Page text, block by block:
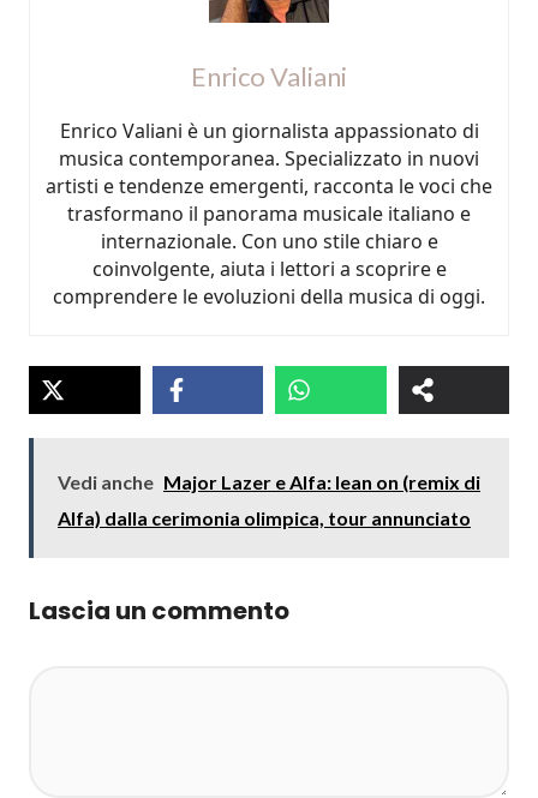
Enrico Valiani
Enrico Valiani è un giornalista appassionato di
musica contemporanea. Specializzato in nuovi
artisti e tendenze emergenti, racconta le voci che
trasformano il panorama musicale italiano e
internazionale. Con uno stile chiaro e
coinvolgente, aiuta i lettori a scoprire e
comprendere le evoluzioni della musica di oggi.
Vedi anche Major Lazer e Alfa: lean on (remix di
Alfa) dalla cerimonia olimpica, tour annunciato
Lascia un commento